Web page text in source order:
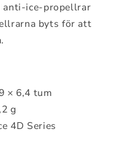
anti-ice-propellrar
byts för att
× 6,4 tum
g
4D Series